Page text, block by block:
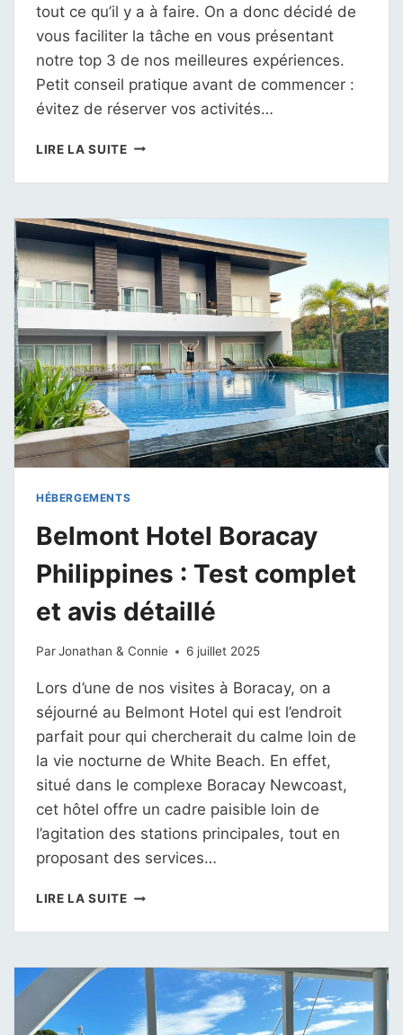
tout ce qu’il y a à faire. On a donc décidé de
vous faciliter la tâche en vous présentant
notre top 3 de nos meilleures expériences.
Petit conseil pratique avant de commencer :
évitez de réserver vos activités…
LIRE LA SUITETOP
DES
INCONTOURNABLES
À
BORACAY
AUX
PHILIPPINES
HÉBERGEMENTS
Belmont Hotel Boracay
Philippines : Test complet
et avis détaillé
ParJonathan & Connie 6 juillet 2025
Lors d’une de nos visites à Boracay, on a
séjourné au Belmont Hotel qui est l’endroit
parfait pour qui chercherait du calme loin de
la vie nocturne de White Beach. En effet,
situé dans le complexe Boracay Newcoast,
cet hôtel offre un cadre paisible loin de
l’agitation des stations principales, tout en
proposant des services…
LIRE LA SUITEBELMONT
BORACAY
:
TEST
COMPLET
ET